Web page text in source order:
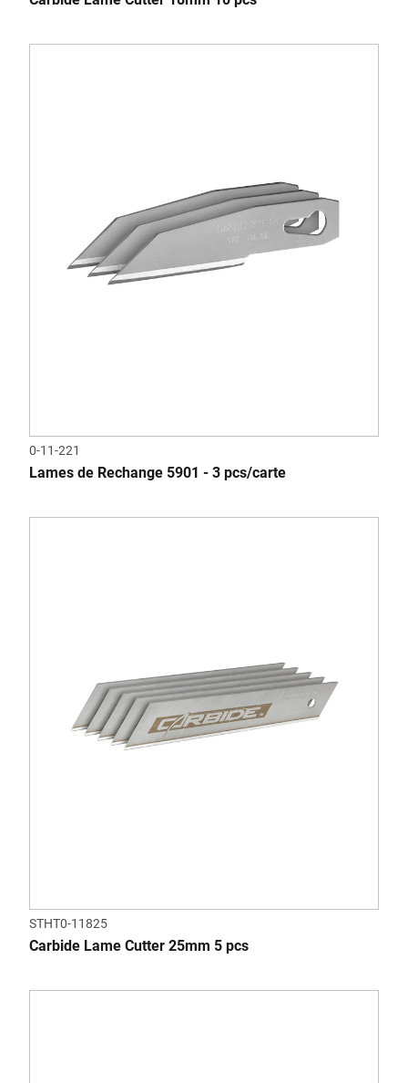
0-11-221
Lames de Rechange 5901 - 3 pcs/carte
STHT0-11825
Carbide Lame Cutter 25mm 5 pcs